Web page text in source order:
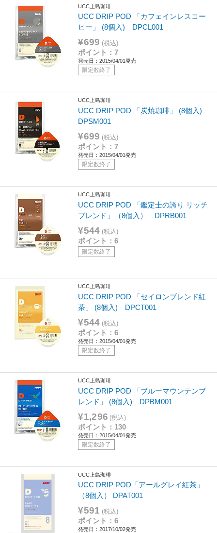
UCC上島珈琲
UCC DRIP POD 「カフェインレスコー
ヒー」 (8個入) DPCL001
¥699 (税込)
ポイント：7
発売日：2015/04/01発売
限定数終了
UCC上島珈琲
UCC DRIP POD 「炭焼珈琲」 (8個入)
DPSM001
¥699 (税込)
ポイント：7
発売日：2015/04/01発売
限定数終了
UCC上島珈琲
UCC DRIP POD 「鑑定士の誇り リッチ
ブレンド」（8個入） DPRB001
¥544 (税込)
ポイント：6
限定数終了
UCC上島珈琲
UCC DRIP POD 「セイロンブレンド紅
茶」 (8個入) DPCT001
¥544 (税込)
ポイント：6
発売日：2015/04/01発売
限定数終了
UCC上島珈琲
UCC DRIP POD 「ブルーマウンテンブ
レンド」 (8個入) DPBM001
¥1,296 (税込)
ポイント：130
発売日：2015/04/01発売
限定数終了
UCC上島珈琲
UCC DRIP POD「アールグレイ紅茶」
（8個入） DPAT001
¥591 (税込)
ポイント：6
発売日：2017/10/02発売